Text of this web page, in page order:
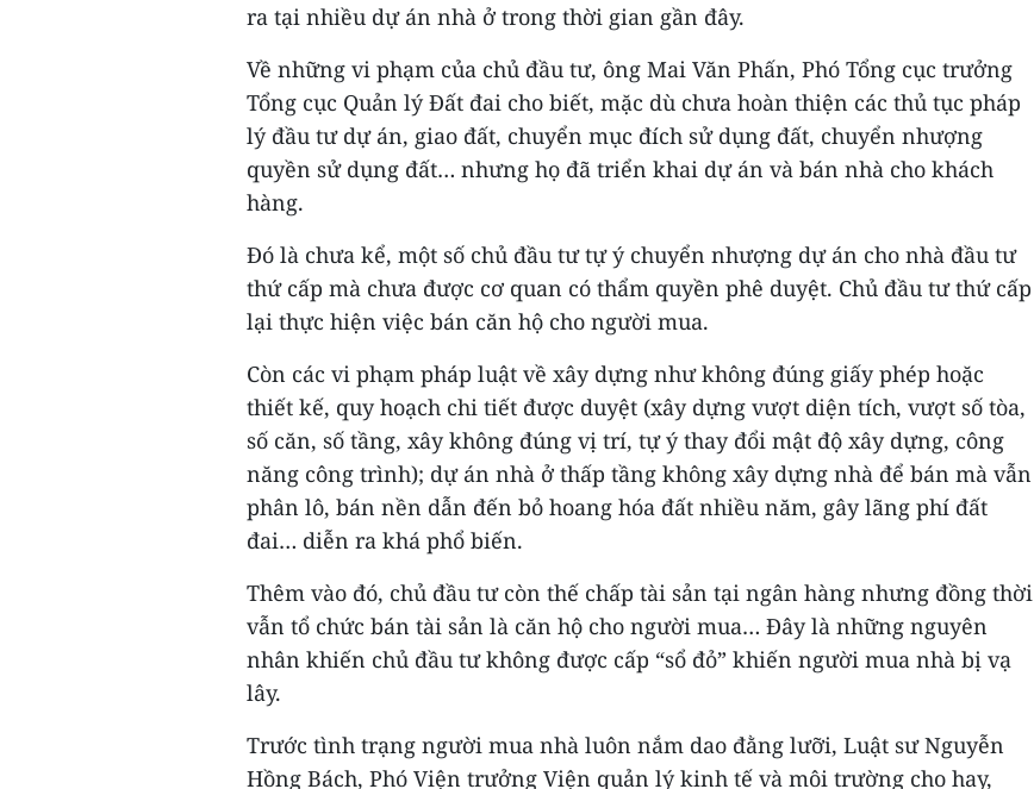
ra tại nhiều dự án nhà ở trong thời gian gần đây.
Về những vi phạm của chủ đầu tư, ông Mai Văn Phấn, Phó Tổng cục trưởng
Tổng cục Quản lý Đất đai cho biết, mặc dù chưa hoàn thiện các thủ tục pháp
lý đầu tư dự án, giao đất, chuyển mục đích sử dụng đất, chuyển nhượng
quyền sử dụng đất… nhưng họ đã triển khai dự án và bán nhà cho khách
hàng.
Đó là chưa kể, một số chủ đầu tư tự ý chuyển nhượng dự án cho nhà đầu tư
thứ cấp mà chưa được cơ quan có thẩm quyền phê duyệt. Chủ đầu tư thứ cấp
lại thực hiện việc bán căn hộ cho người mua.
Còn các vi phạm pháp luật về xây dựng như không đúng giấy phép hoặc
thiết kế, quy hoạch chi tiết được duyệt (xây dựng vượt diện tích, vượt số tòa,
số căn, số tầng, xây không đúng vị trí, tự ý thay đổi mật độ xây dựng, công
năng công trình); dự án nhà ở thấp tầng không xây dựng nhà để bán mà vẫn
phân lô, bán nền dẫn đến bỏ hoang hóa đất nhiều năm, gây lãng phí đất
đai… diễn ra khá phổ biến.
Thêm vào đó, chủ đầu tư còn thế chấp tài sản tại ngân hàng nhưng đồng thời
vẫn tổ chức bán tài sản là căn hộ cho người mua… Đây là những nguyên
nhân khiến chủ đầu tư không được cấp “sổ đỏ” khiến người mua nhà bị vạ
lây.
Trước tình trạng người mua nhà luôn nắm dao đằng lưỡi, Luật sư Nguyễn
Hồng Bách, Phó Viện trưởng Viện quản lý kinh tế và môi trường cho hay,